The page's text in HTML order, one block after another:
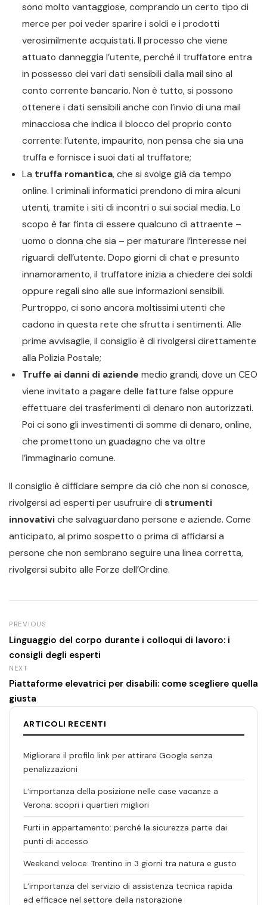
sono molto vantaggiose, comprando un certo tipo di
merce per poi veder sparire i soldi e i prodotti
verosimilmente acquistati. Il processo che viene
attuato danneggia l’utente, perché il truffatore entra
in possesso dei vari dati sensibili dalla mail sino al
conto corrente bancario. Non è tutto, si possono
ottenere i dati sensibili anche con l’invio di una mail
minacciosa che indica il blocco del proprio conto
corrente: l’utente, impaurito, non pensa che sia una
truffa e fornisce i suoi dati al truffatore;
La truffa romantica, che si svolge già da tempo
online. I criminali informatici prendono di mira alcuni
utenti, tramite i siti di incontri o sui social media. Lo
scopo è far finta di essere qualcuno di attraente –
uomo o donna che sia – per maturare l’interesse nei
riguardi dell’utente. Dopo giorni di chat e presunto
innamoramento, il truffatore inizia a chiedere dei soldi
oppure regali sino alle sue informazioni sensibili.
Purtroppo, ci sono ancora moltissimi utenti che
cadono in questa rete che sfrutta i sentimenti. Alle
prime avvisaglie, il consiglio è di rivolgersi direttamente
alla Polizia Postale;
Truffe ai danni di aziende medio grandi, dove un CEO
viene invitato a pagare delle fatture false oppure
effettuare dei trasferimenti di denaro non autorizzati.
Poi ci sono gli investimenti di somme di denaro, online,
che promettono un guadagno che va oltre
l’immaginario comune.
Il consiglio è diffidare sempre da ciò che non si conosce,
rivolgersi ad esperti per usufruire di strumenti
innovativiche salvaguardano persone e aziende. Come
anticipato, al primo sospetto o prima di affidarsi a
persone che non sembrano seguire una linea corretta,
rivolgersi subito alle Forze dell’Ordine.
PREVIOUS
Linguaggio del corpo durante i colloqui di lavoro: i
consigli degli esperti
NEXT
Piattaforme elevatrici per disabili: come scegliere quella
giusta
ARTICOLI RECENTI
Migliorare il profilo link per attirare Google senza
penalizzazioni
L’importanza della posizione nelle case vacanze a
Verona: scopri i quartieri migliori
Furti in appartamento: perché la sicurezza parte dai
punti di accesso
Weekend veloce: Trentino in 3 giorni tra natura e gusto
L’importanza del servizio di assistenza tecnica rapida
ed efficace nel settore della ristorazione